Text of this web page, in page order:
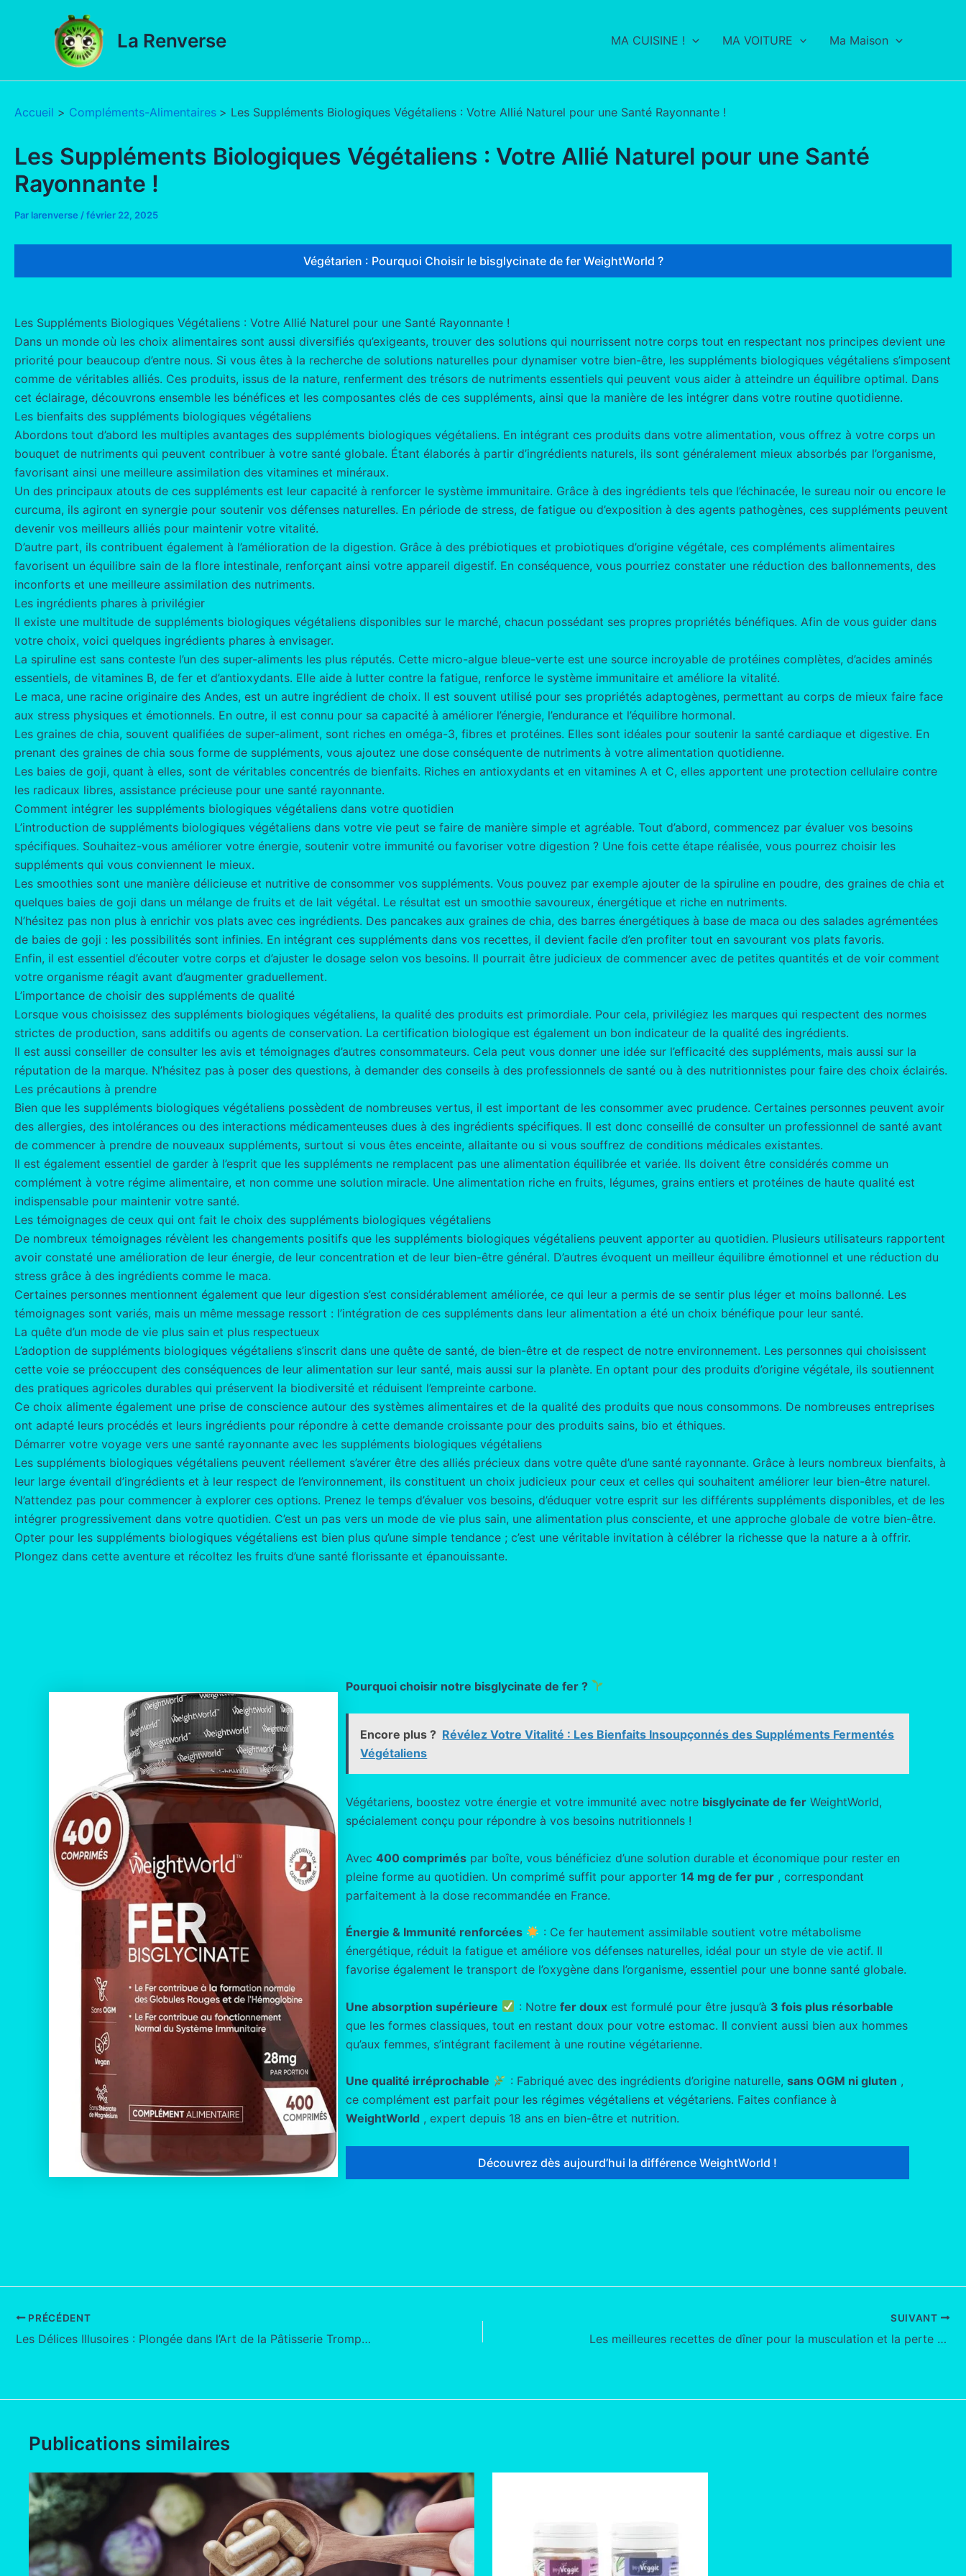
La Renverse MA CUISINE ! MA VOITURE Ma Maison
Accueil Compléments-Alimentaires Les Suppléments Biologiques Végétaliens : Votre Allié Naturel pour une Santé Rayonnante !
Les Suppléments Biologiques Végétaliens : Votre Allié Naturel pour une Santé
Rayonnante !
Par larenverse /février 22, 2025
Végétarien : Pourquoi Choisir le bisglycinate de fer WeightWorld ?
Les Suppléments Biologiques Végétaliens : Votre Allié Naturel pour une Santé Rayonnante !
Dans un monde où les choix alimentaires sont aussi diversifiés qu’exigeants, trouver des solutions qui nourrissent notre corps tout en respectant nos principes devient une
priorité pour beaucoup d’entre nous. Si vous êtes à la recherche de solutions naturelles pour dynamiser votre bien-être, les suppléments biologiques végétaliens s’imposent
comme de véritables alliés. Ces produits, issus de la nature, renferment des trésors de nutriments essentiels qui peuvent vous aider à atteindre un équilibre optimal. Dans
cet éclairage, découvrons ensemble les bénéfices et les composantes clés de ces suppléments, ainsi que la manière de les intégrer dans votre routine quotidienne.
Les bienfaits des suppléments biologiques végétaliens
Abordons tout d’abord les multiples avantages des suppléments biologiques végétaliens. En intégrant ces produits dans votre alimentation, vous offrez à votre corps un
bouquet de nutriments qui peuvent contribuer à votre santé globale. Étant élaborés à partir d’ingrédients naturels, ils sont généralement mieux absorbés par l’organisme,
favorisant ainsi une meilleure assimilation des vitamines et minéraux.
Un des principaux atouts de ces suppléments est leur capacité à renforcer le système immunitaire. Grâce à des ingrédients tels que l’échinacée, le sureau noir ou encore le
curcuma, ils agiront en synergie pour soutenir vos défenses naturelles. En période de stress, de fatigue ou d’exposition à des agents pathogènes, ces suppléments peuvent
devenir vos meilleurs alliés pour maintenir votre vitalité.
D’autre part, ils contribuent également à l’amélioration de la digestion. Grâce à des prébiotiques et probiotiques d’origine végétale, ces compléments alimentaires
favorisent un équilibre sain de la flore intestinale, renforçant ainsi votre appareil digestif. En conséquence, vous pourriez constater une réduction des ballonnements, des
inconforts et une meilleure assimilation des nutriments.
Les ingrédients phares à privilégier
Il existe une multitude de suppléments biologiques végétaliens disponibles sur le marché, chacun possédant ses propres propriétés bénéfiques. Afin de vous guider dans
votre choix, voici quelques ingrédients phares à envisager.
La spiruline est sans conteste l’un des super-aliments les plus réputés. Cette micro-algue bleue-verte est une source incroyable de protéines complètes, d’acides aminés
essentiels, de vitamines B, de fer et d’antioxydants. Elle aide à lutter contre la fatigue, renforce le système immunitaire et améliore la vitalité.
Le maca, une racine originaire des Andes, est un autre ingrédient de choix. Il est souvent utilisé pour ses propriétés adaptogènes, permettant au corps de mieux faire face
aux stress physiques et émotionnels. En outre, il est connu pour sa capacité à améliorer l’énergie, l’endurance et l’équilibre hormonal.
Les graines de chia, souvent qualifiées de super-aliment, sont riches en oméga-3, fibres et protéines. Elles sont idéales pour soutenir la santé cardiaque et digestive. En
prenant des graines de chia sous forme de suppléments, vous ajoutez une dose conséquente de nutriments à votre alimentation quotidienne.
Les baies de goji, quant à elles, sont de véritables concentrés de bienfaits. Riches en antioxydants et en vitamines A et C, elles apportent une protection cellulaire contre
les radicaux libres, assistance précieuse pour une santé rayonnante.
Comment intégrer les suppléments biologiques végétaliens dans votre quotidien
L’introduction de suppléments biologiques végétaliens dans votre vie peut se faire de manière simple et agréable. Tout d’abord, commencez par évaluer vos besoins
spécifiques. Souhaitez-vous améliorer votre énergie, soutenir votre immunité ou favoriser votre digestion ? Une fois cette étape réalisée, vous pourrez choisir les
suppléments qui vous conviennent le mieux.
Les smoothies sont une manière délicieuse et nutritive de consommer vos suppléments. Vous pouvez par exemple ajouter de la spiruline en poudre, des graines de chia et
quelques baies de goji dans un mélange de fruits et de lait végétal. Le résultat est un smoothie savoureux, énergétique et riche en nutriments.
N’hésitez pas non plus à enrichir vos plats avec ces ingrédients. Des pancakes aux graines de chia, des barres énergétiques à base de maca ou des salades agrémentées
de baies de goji : les possibilités sont infinies. En intégrant ces suppléments dans vos recettes, il devient facile d’en profiter tout en savourant vos plats favoris.
Enfin, il est essentiel d’écouter votre corps et d’ajuster le dosage selon vos besoins. Il pourrait être judicieux de commencer avec de petites quantités et de voir comment
votre organisme réagit avant d’augmenter graduellement.
L’importance de choisir des suppléments de qualité
Lorsque vous choisissez des suppléments biologiques végétaliens, la qualité des produits est primordiale. Pour cela, privilégiez les marques qui respectent des normes
strictes de production, sans additifs ou agents de conservation. La certification biologique est également un bon indicateur de la qualité des ingrédients.
Il est aussi conseiller de consulter les avis et témoignages d’autres consommateurs. Cela peut vous donner une idée sur l’efficacité des suppléments, mais aussi sur la
réputation de la marque. N’hésitez pas à poser des questions, à demander des conseils à des professionnels de santé ou à des nutritionnistes pour faire des choix éclairés.
Les précautions à prendre
Bien que les suppléments biologiques végétaliens possèdent de nombreuses vertus, il est important de les consommer avec prudence. Certaines personnes peuvent avoir
des allergies, des intolérances ou des interactions médicamenteuses dues à des ingrédients spécifiques. Il est donc conseillé de consulter un professionnel de santé avant
de commencer à prendre de nouveaux suppléments, surtout si vous êtes enceinte, allaitante ou si vous souffrez de conditions médicales existantes.
Il est également essentiel de garder à l’esprit que les suppléments ne remplacent pas une alimentation équilibrée et variée. Ils doivent être considérés comme un
complément à votre régime alimentaire, et non comme une solution miracle. Une alimentation riche en fruits, légumes, grains entiers et protéines de haute qualité est
indispensable pour maintenir votre santé.
Les témoignages de ceux qui ont fait le choix des suppléments biologiques végétaliens
De nombreux témoignages révèlent les changements positifs que les suppléments biologiques végétaliens peuvent apporter au quotidien. Plusieurs utilisateurs rapportent
avoir constaté une amélioration de leur énergie, de leur concentration et de leur bien-être général. D’autres évoquent un meilleur équilibre émotionnel et une réduction du
stress grâce à des ingrédients comme le maca.
Certaines personnes mentionnent également que leur digestion s’est considérablement améliorée, ce qui leur a permis de se sentir plus léger et moins ballonné. Les
témoignages sont variés, mais un même message ressort : l’intégration de ces suppléments dans leur alimentation a été un choix bénéfique pour leur santé.
La quête d’un mode de vie plus sain et plus respectueux
L’adoption de suppléments biologiques végétaliens s’inscrit dans une quête de santé, de bien-être et de respect de notre environnement. Les personnes qui choisissent
cette voie se préoccupent des conséquences de leur alimentation sur leur santé, mais aussi sur la planète. En optant pour des produits d’origine végétale, ils soutiennent
des pratiques agricoles durables qui préservent la biodiversité et réduisent l’empreinte carbone.
Ce choix alimente également une prise de conscience autour des systèmes alimentaires et de la qualité des produits que nous consommons. De nombreuses entreprises
ont adapté leurs procédés et leurs ingrédients pour répondre à cette demande croissante pour des produits sains, bio et éthiques.
Démarrer votre voyage vers une santé rayonnante avec les suppléments biologiques végétaliens
Les suppléments biologiques végétaliens peuvent réellement s’avérer être des alliés précieux dans votre quête d’une santé rayonnante. Grâce à leurs nombreux bienfaits, à
leur large éventail d’ingrédients et à leur respect de l’environnement, ils constituent un choix judicieux pour ceux et celles qui souhaitent améliorer leur bien-être naturel.
N’attendez pas pour commencer à explorer ces options. Prenez le temps d’évaluer vos besoins, d’éduquer votre esprit sur les différents suppléments disponibles, et de les
intégrer progressivement dans votre quotidien. C’est un pas vers un mode de vie plus sain, une alimentation plus consciente, et une approche globale de votre bien-être.
Opter pour les suppléments biologiques végétaliens est bien plus qu’une simple tendance ; c’est une véritable invitation à célébrer la richesse que la nature a à offrir.
Plongez dans cette aventure et récoltez les fruits d’une santé florissante et épanouissante.
Pourquoi choisir notre bisglycinate de fer ?
Encore plus ? Révélez Votre Vitalité : Les Bienfaits Insoupçonnés des Suppléments Fermentés
Végétaliens
Végétariens, boostez votre énergie et votre immunité avec notre bisglycinate de fer WeightWorld,
spécialement conçu pour répondre à vos besoins nutritionnels !
Avec400 comprimés par boîte, vous bénéficiez d’une solution durable et économique pour rester en
pleine forme au quotidien. Un comprimé suffit pour apporter14 mg de fer pur , correspondant
parfaitement à la dose recommandée en France.
Énergie & Immunité renforcées
: Ce fer hautement assimilable soutient votre métabolisme
énergétique, réduit la fatigue et améliore vos défenses naturelles, idéal pour un style de vie actif. Il
favorise également le transport de l’oxygène dans l’organisme, essentiel pour une bonne santé globale.
Une absorption supérieure : Notre fer douxest formulé pour être jusqu’à 3 fois plus résorbable
que les formes classiques, tout en restant doux pour votre estomac. Il convient aussi bien aux hommes
qu’aux femmes, s’intégrant facilement à une routine végétarienne.
Une qualité irréprochable : Fabriqué avec des ingrédients d’origine naturelle, sans OGM ni gluten ,
ce complément est parfait pour les régimes végétaliens et végétariens. Faites confiance à
WeightWorld , expert depuis 18 ans en bien-être et nutrition.
Découvrez dès aujourd’hui la différence WeightWorld !
PRÉCÉDENT
Les Délices Illusoires : Plongée dans l’Art de la Pâtisserie Trompe-l’Œil à Paris
SUIVANT
Les meilleures recettes de dîner pour la musculation et la perte de poids
Publications similaires